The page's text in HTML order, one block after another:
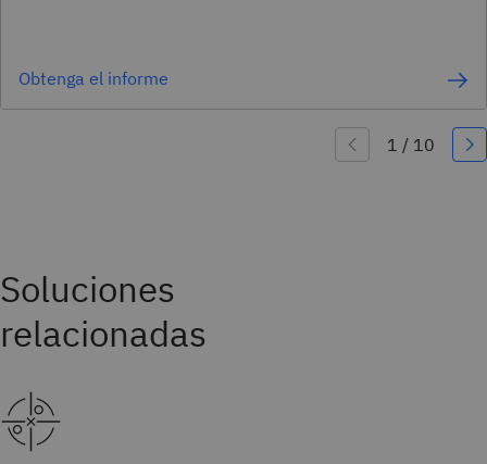
Obtenga el informe